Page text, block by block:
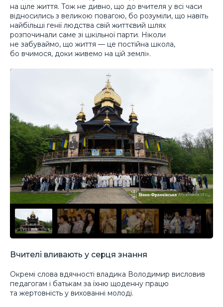
на ціле життя. Тож не дивно, що до вчителя у всі часи
відносились з великою повагою, бо розуміли, що навіть
найбільші генії людства свій життєвий шлях
розпочинали саме зі шкільної парти. Ніколи
не забуваймо, що життя — це постійна школа,
бо вчимося, доки живемо на цій землі».
Вчителі вливають у серця знання
Окремі слова вдячності владика Володимир висловив
педагогам і батькам за їхню щоденну працю
та жертовність у вихованні молоді.